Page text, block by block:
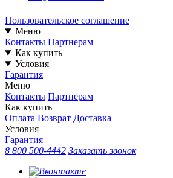
Пользовательское соглашение
Меню
Контакты Партнерам
Как купить
Условия
Гарантия
Меню
Контакты Партнерам
Как купить
Оплата Возврат Доставка
Условия
Гарантия
8 800 500-4442 Заказать звонок